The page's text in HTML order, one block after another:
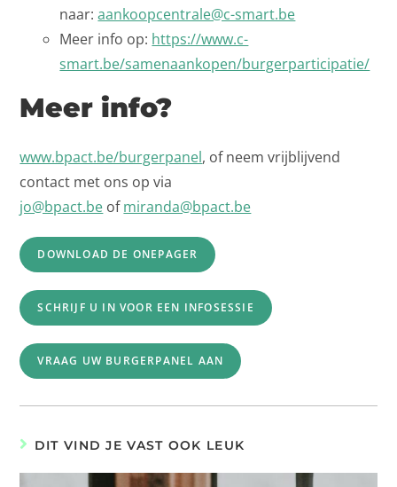
naar:aankoopcentrale@c-smart.be
Meer info op: https://www.c-
smart.be/samenaankopen/burgerparticipatie/
Meer info?
www.bpact.be/burgerpanel, of neem vrijblijvend
contact met ons op via
jo@bpact.be ofmiranda@bpact.be
DOWNLOAD DE ONEPAGER
SCHRIJF U IN VOOR EEN INFOSESSIE
VRAAG UW BURGERPANEL AAN
DIT VIND JE VAST OOK LEUK